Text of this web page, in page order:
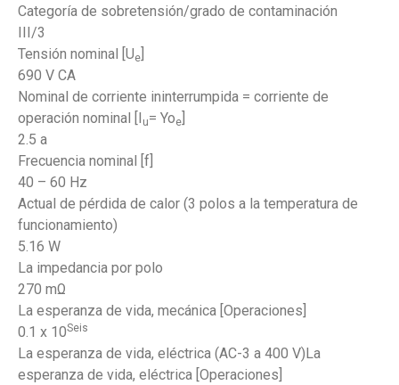
Categoría de sobretensión/grado de contaminación
III/3
Tensión nominal [Ue
690 V CA
Nominal de corriente ininterrumpida = corriente de
operación nominal [I
u= Yoe
2.5 a
Frecuencia nominal [f]
40 – 60 Hz
Actual de pérdida de calor (3 polos a la temperatura de
funcionamiento)
5.16 W
La impedancia por polo
270 mΩ
La esperanza de vida, mecánica [Operaciones]
0.1 x 10Seis
La esperanza de vida, eléctrica (AC-3 a 400 V)La
esperanza de vida, eléctrica [Operaciones]